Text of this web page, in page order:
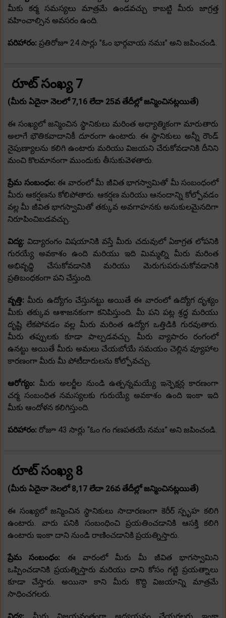
మీకు కర్మ సమస్యలు మాత్రమే ఉండవచ్చు కాబట్టి మీరు జాగ్రత్త
వహించాల్సిన అవసరం ఉంది.
పరిహారం: ప్రతిరోజూ 24 సార్లు "ఓం భార్గవాయ నమః" అని జపించండి.
రూట్ సంఖ్య 7
(మీరు ఏదైనా నెలలో 7,16 లేదా 25వ తేదీల్లో జన్మించినట్లయితే)
ఈ సంఖ్యలో జన్మించిన స్థానికులు మరింత అధ్యాత్మికంగా మారుతారు
అలాగే భౌతికవాదానికీ దూరంగా ఉంటారు. ఈ స్థానికులు అన్నీ రౌండ్
నైపుణ్యాలను కలిగి ఉంటారు మరియు విజయని చేరుకోవడానికి దీనిని
మంచి కొలమానంగా ముందుకు తీసుకువెళతారు.
ప్రేమ సంబంధం: ఈ వారంలో మీ జీవిత భాగస్వామితో మీ సంబంధంలో
మీరు ఆకర్షణను కోలిపోతారు. ఆకర్షణ మరియు ఆనందాన్ని కోల్పోవడం
వల్ల మీ జీవిత భాగస్వామితో తక్కువ అవగాహనకు అనుకులమైనదిగా
నిరూపించిబడవచ్చు.
విద్య: విద్యారంగం విషయానికి వస్తే మీరు చదువులో ఏకాగ్రత లోపనికి
గురయ్యే అవకాశం ఉంది మరియు ఇది మిమ్మల్ని మీరు మరింత
అభివృద్ధి చేసుకోవడానికి మరియు మెరుగుపరుచుకోవడానికి
ప్రతిబంధకంగా పని చేస్తుంది.
వృత్తి:మీరు ఉద్యోగం చేస్తునట్టు అయితే ఈ వారంలో ఉద్యోగ దృశ్యం
మీకు తక్కువ ఆశాజనకంగా కనిపిస్తుంది. మీ పని పట్ల శ్రద్ధ మరియు
దృష్టి లేకపోవడం వల్ల మీరు మరింత ఉద్యోగ ఒత్తిడికి గురవుతారు.
మీరు తప్పులకు కూడా పాల్పడవచ్చు. మీరు వ్యాపారం రంగంలో
ఉనట్టు అయితే మీరు అమలు చేయబోయే సమయం చెల్లిన వ్యూహాల
కారణంగా మీరు మీ పోటీదారులను కోల్పోవచ్చు.
ఆరోగ్యం: మీరు అలర్జీల నుండి ఉత్పన్నమయ్యే ఇన్ఫెక్షన్ల కారణంగా
చర్మ సంబంధిత నమస్యలకు గురుయ్యే అవకాశం ఉంది ఇంకా ఇది
మీకు ఆందోళన కలిగిస్తుంది.
పరిహారం: రోజూ 43 సార్లు “ఓం గం గణపతయే నమః” అని జపించండి.
రూట్ సంఖ్య 8
(మీరు ఏదైనా నెలలో 8,17 లేదా 26వ తేదీల్లో జన్మించినట్లయితే)
ఈ సంఖ్యలో జన్మించిన స్థానికులు సాదారణంగా కెరీర్ స్పృహ కలిగి
ఉంటారు. వారు పనికి సంబంధించి ప్రయతించడానికి ఆసక్తి కలిగి
ఉంటారు ఇంకా దాని నుండి రాణించడానికి ప్రయత్నిస్తారు.
ప్రేమ సంబంధం: ఈ వారంలో మీరు మీ జీవిత భాగస్వామిని
ఒప్పించడానికి ప్రయత్నిస్తారు మరియు దాని కోసం గట్టి ప్రయత్నాలు
కూడా చేస్తారు. అయినా కాని మీరు కొద్ది విజయాన్ని మాత్రమే
సాధించగలరు.